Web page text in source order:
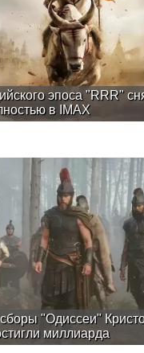
эпоса "RRR"
в IMAX
"Одиссеи"
миллиарда